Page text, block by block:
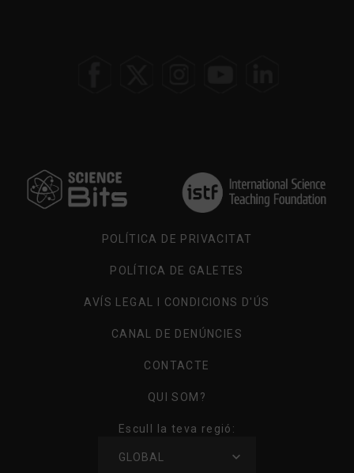
POLÍTICA DE PRIVACITAT
POLÍTICA DE GALETES
AVÍS LEGAL I CONDICIONS D'ÚS
CANAL DE DENÚNCIES
CONTACTE
QUI SOM?
Escull la teva regió:
GLOBAL